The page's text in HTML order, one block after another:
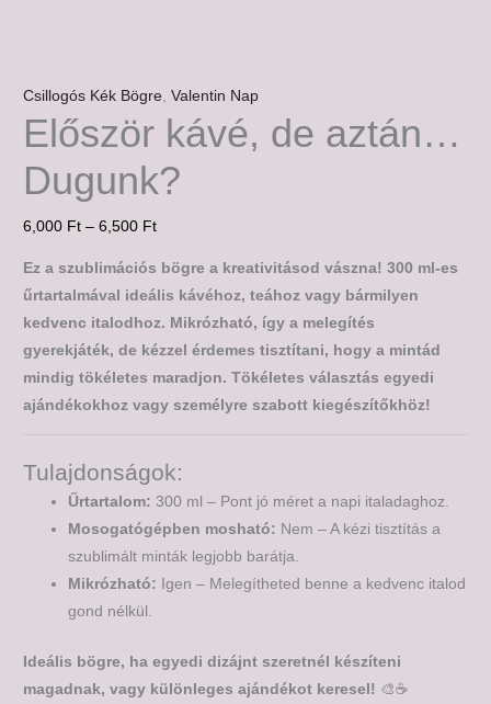
Csillogós Kék Bögre,Valentin Nap
Először kávé, de aztán…
Dugunk?
6,000 Ft – 6,500 Ft
Ez a szublimációs bögre a kreativitásod vászna! 300 ml-es
űrtartalmával ideális kávéhoz, teához vagy bármilyen
kedvenc italodhoz. Mikrózható, így a melegítés
gyerekjáték, de kézzel érdemes tisztítani, hogy a mintád
mindig tökéletes maradjon. Tökéletes választás egyedi
ajándékokhoz vagy személyre szabott kiegészítőkhöz!
Tulajdonságok:
Űrtartalom: 300 ml – Pont jó méret a napi italadaghoz.
Mosogatógépben mosható: Nem – A kézi tisztítás a
szublimált minták legjobb barátja.
Mikrózható: Igen – Melegítheted benne a kedvenc italod
gond nélkül.
Ideális bögre, ha egyedi dizájnt szeretnél készíteni
magadnak, vagy különleges ajándékot keresel! 🎨☕